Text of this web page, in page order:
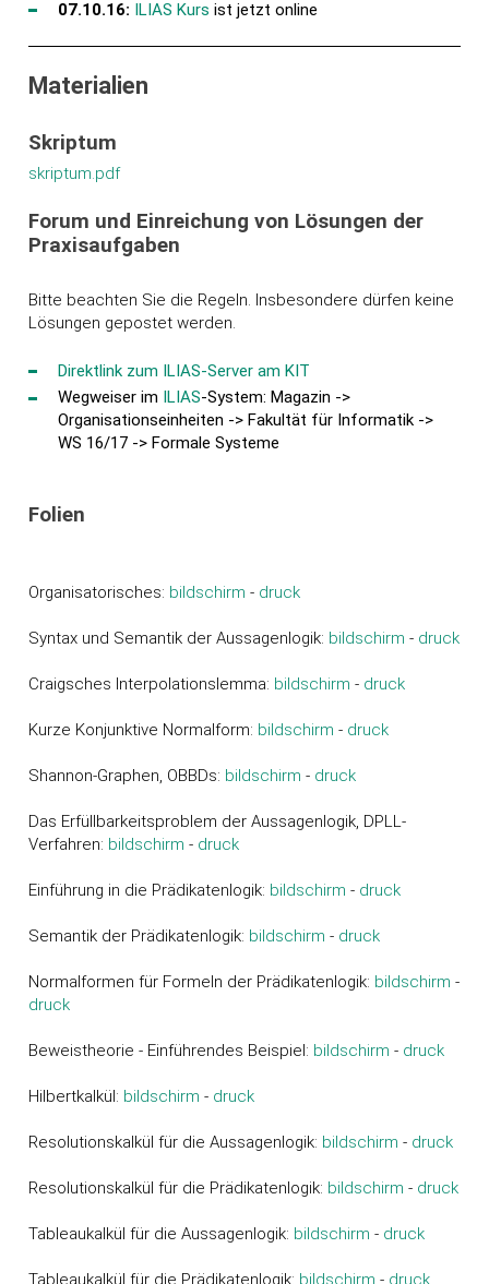
07.10.16: ILIAS Kurs ist jetzt online
Materialien
Skriptum
skriptum.pdf
Forum und Einreichung von Lösungen der
Praxisaufgaben
Bitte beachten Sie die Regeln. Insbesondere dürfen keine
Lösungen gepostet werden.
Direktlink zum ILIAS-Server am KIT
Wegweiser im
ILIAS-System: Magazin ->
Organisationseinheiten -> Fakultät für Informatik ->
WS 16/17 -> Formale Systeme
Folien
Organisatorisches: bildschirm - druck
Syntax und Semantik der Aussagenlogik: bildschirm - druck
Craigsches Interpolationslemma: bildschirm - druck
Kurze Konjunktive Normalform: bildschirm - druck
Shannon-Graphen, OBBDs: bildschirm - druck
Das Erfüllbarkeitsproblem der Aussagenlogik, DPLL-
Verfahren: bildschirm - druck
Einführung in die Prädikatenlogik: bildschirm - druck
Semantik der Prädikatenlogik: bildschirm - druck
Normalformen für Formeln der Prädikatenlogik: bildschirm -
druck
Beweistheorie - Einführendes Beispiel: bildschirm - druck
Hilbertkalkül: bildschirm - druck
Resolutionskalkül für die Aussagenlogik: bildschirm - druck
Resolutionskalkül für die Prädikatenlogik: bildschirm - druck
Tableaukalkül für die Aussagenlogik: bildschirm - druck
Tableaukalkül für die Prädikatenlogik: bildschirm - druck